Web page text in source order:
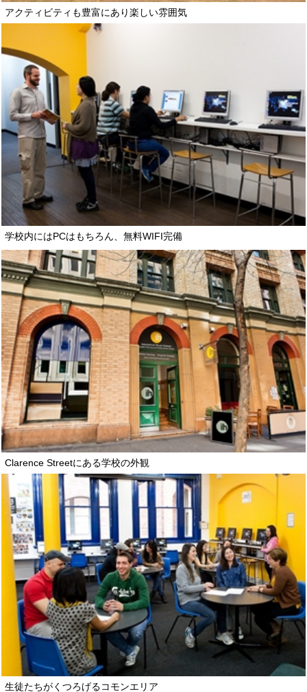
アクティビティも豊富にあり楽しい雰囲気
学校内にはPCはもちろん、無料WIFI完備
Clarence Streetにある学校の外観
生徒たちがくつろげるコモンエリア